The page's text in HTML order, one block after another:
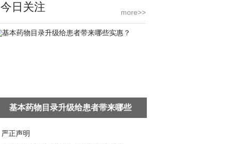
more>>
今日关注
基本药物目录升级给患者带来哪些
严正声明